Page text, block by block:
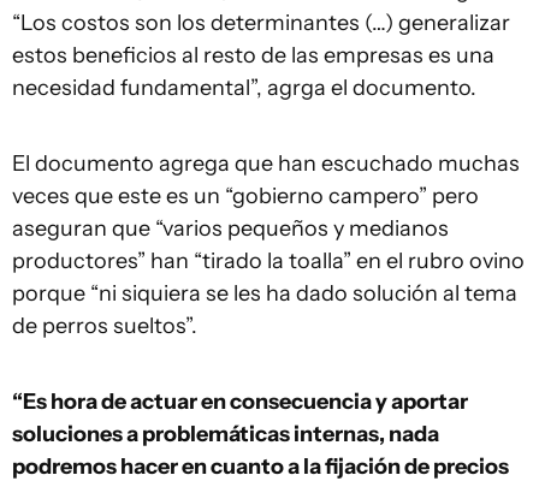
“Los costos son los determinantes (…) generalizar
estos beneficios al resto de las empresas es una
necesidad fundamental”, agrga el documento.
El documento agrega que han escuchado muchas
veces que este es un “gobierno campero” pero
aseguran que “varios pequeños y medianos
productores” han “tirado la toalla” en el rubro ovino
porque “ni siquiera se les ha dado solución al tema
de perros sueltos”.
“Es hora de actuar en consecuencia y aportar
soluciones a problemáticas internas, nada
podremos hacer en cuanto a la fijación de precios